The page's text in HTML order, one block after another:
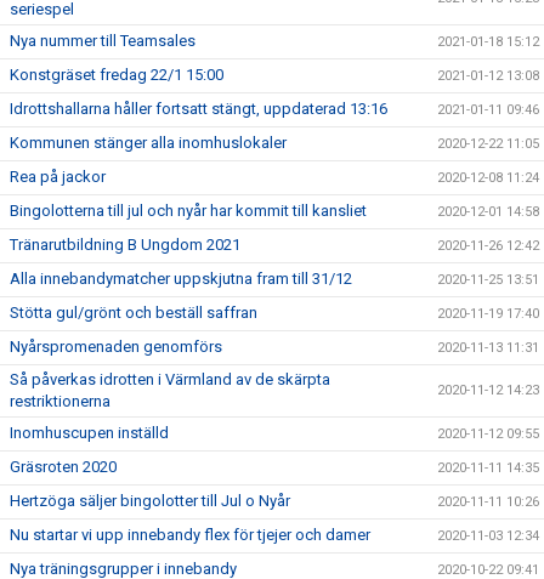
seriespel
Nya nummer till Teamsales 2021-01-18 15:12
Konstgräset fredag 22/1 15:00 2021-01-12 13:08
Idrottshallarna håller fortsatt stängt, uppdaterad 13:16 2021-01-11 09:46
Kommunen stänger alla inomhuslokaler 2020-12-22 11:05
Rea på jackor 2020-12-08 11:24
Bingolotterna till jul och nyår har kommit till kansliet 2020-12-01 14:58
Tränarutbildning B Ungdom 2021 2020-11-26 12:42
Alla innebandymatcher uppskjutna fram till 31/12 2020-11-25 13:51
Stötta gul/grönt och beställ saffran 2020-11-19 17:40
Nyårspromenaden genomförs 2020-11-13 11:31
Så påverkas idrotten i Värmland av de skärpta
restriktionerna
2020-11-12 14:23
Inomhuscupen inställd 2020-11-12 09:55
Gräsroten 2020 2020-11-11 14:35
Hertzöga säljer bingolotter till Jul o Nyår 2020-11-11 10:26
Nu startar vi upp innebandy flex för tjejer och damer 2020-11-03 12:34
Nya träningsgrupper i innebandy 2020-10-22 09:41